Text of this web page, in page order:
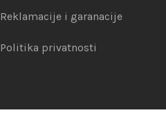
Reklamacije i garanacije
Politika privatnosti